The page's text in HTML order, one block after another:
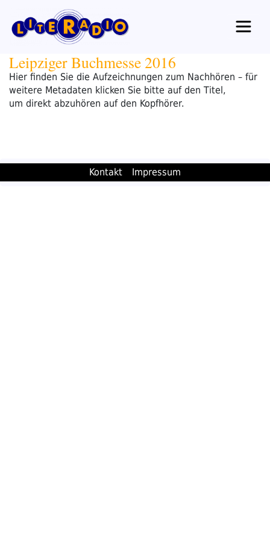
Inhalt
springen
Leipziger Buchmesse 2016
Hier finden Sie die Aufzeichnungen zum Nachhören – für
weitere Metadaten klicken Sie bitte auf den Titel,
um direkt abzuhören auf den Kopfhörer.
Kontakt Impressum